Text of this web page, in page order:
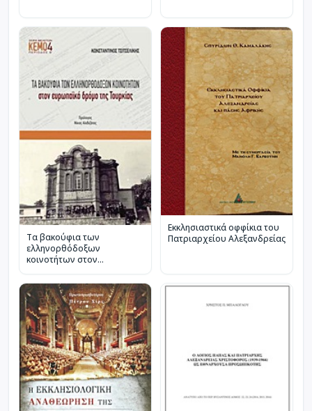
Τα βακούφια των
ελληνορθόδοξων
κοινοτήτων στον
Τουρκίας
Εκκλησιαστικά οφφίκια του
Πατριαρχείου Αλεξανδρείας